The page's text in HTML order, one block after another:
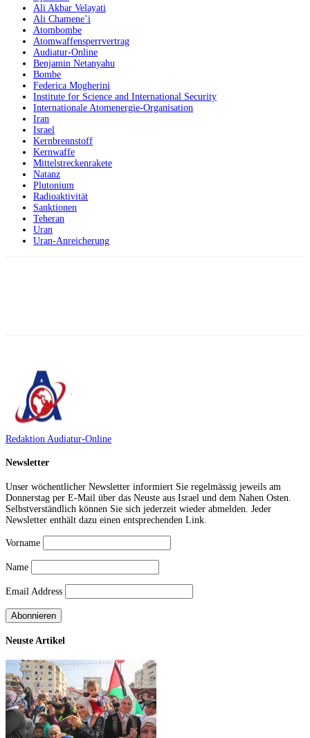
Ali Akbar Velayati
Ali Chamene’i
Atombombe
Atomwaffensperrvertrag
Audiatur-Online
Benjamin Netanyahu
Bombe
Federica Mogherini
Institute for Science and International Security
Internationale Atomenergie-Organisation
Iran
Israel
Kernbrennstoff
Kernwaffe
Mittelstreckenrakete
Natanz
Plutonium
Radioaktivität
Sanktionen
Teheran
Uran
Uran-Anreicherung
Redaktion Audiatur-Online
Newsletter
Unser wöchentlicher Newsletter informiert Sie regelmässig jeweils am
Donnerstag per E-Mail über das Neuste aus Israel und dem Nahen Osten.
Selbstverständlich können Sie sich jederzeit wieder abmelden. Jeder
Newsletter enthält dazu einen entsprechenden Link.
Vorname
Name
Email Address
Neuste Artikel